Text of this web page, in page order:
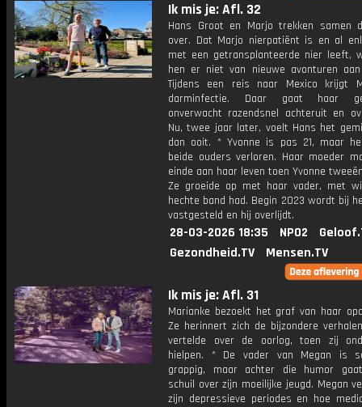
Ik mis je: Afl. 32
Hans Groot en Marjo trekken samen
over. Dat Marjo nierpatiënt is en al
met een getransplanteerde nier leeft,
hen er niet van nieuwe avonturen
Tijdens een reis naar Mexico krijgt
darminfectie. Daar gaat haar
onverwacht razendsnel achteruit en
Nu, twee jaar later, voelt Hans het
dan ooit. * Yvonne is pas 21, maar
beide ouders verloren. Haar moeder
einde aan haar leven toen Yvonne
Ze groeide op met haar vader, met
hechte band had. Begin 2023 wordt bij
vastgesteld en hij overlijdt.
28-03-2026 18:35 NPO2
Gezondheid.TV
Mensen.TV
Ik mis je: Afl. 31
Marianke bezoekt het graf van haar
Ze herinnert zich de bijzondere
vertelde over de oorlog, toen zij
hielpen. * De vader van Megan is
grappig, maar achter die humor
schuil over zijn moeilijke jeugd. Megan
zijn depressieve periodes en hoe